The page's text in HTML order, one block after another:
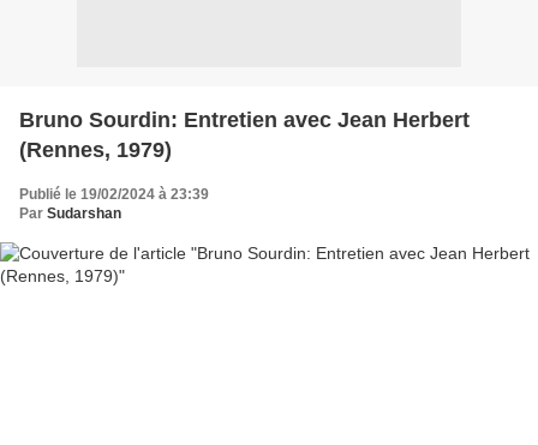
Bruno Sourdin: Entretien avec Jean Herbert
(Rennes, 1979)
Publié le 19/02/2024 à 23:39
Par Sudarshan